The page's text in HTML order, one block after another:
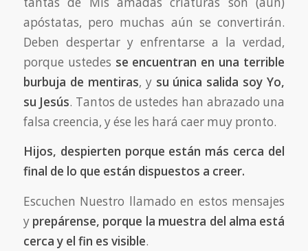
apóstatas, pero muchas aún se convertirán.
Deben despertar y enfrentarse a la verdad,
porque ustedes se encuentran en una terrible
burbuja de mentiras, y su única salida soy Yo,
su Jesús. Tantos de ustedes han abrazado una
falsa creencia, y ése les hará caer muy pronto.
Hijos, despierten porque están más cerca del
final de lo que están dispuestos a creer.
Escuchen Nuestro llamado en estos mensajes
y prepárense, porque la muestra del alma está
cerca y el fin es visible.